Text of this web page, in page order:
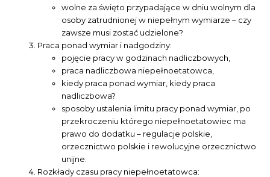
wolne za święto przypadające w dniu wolnym dla
osoby zatrudnionej w niepełnym wymiarze – czy
zawsze musi zostać udzielone?
Praca ponad wymiar i nadgodziny:
pojęcie pracy w godzinach nadliczbowych,
praca nadliczbowa niepełnoetatowca,
kiedy praca ponad wymiar, kiedy praca
nadliczbowa?
sposoby ustalenia limitu pracy ponad wymiar, po
przekroczeniu którego niepełnoetatowiec ma
prawo do dodatku – regulacje polskie,
orzecznictwo polskie i rewolucyjne orzecznictwo
unijne.
Rozkłady czasu pracy niepełnoetatowca: